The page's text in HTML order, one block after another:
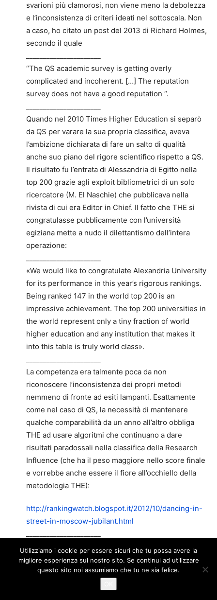
svarioni più clamorosi, non viene meno la debolezza
e l’inconsistenza di criteri ideati nel sottoscala. Non
a caso, ho citato un post del 2013 di Richard Holmes,
secondo il quale
“The QS academic survey is getting overly
complicated and incoherent. […] The reputation
survey does not have a good reputation “.
Quando nel 2010 Times Higher Education si separò
da QS per varare la sua propria classifica, aveva
l’ambizione dichiarata di fare un salto di qualità
anche suo piano del rigore scientifico rispetto a QS.
Il risultato fu l’entrata di Alessandria di Egitto nella
top 200 grazie agli exploit bibliometrici di un solo
ricercatore (M. El Naschie) che pubblicava nella
rivista di cui era Editor in Chief. Il fatto che THE si
congratulasse pubblicamente con l’università
egiziana mette a nudo il dilettantismo dell’intera
operazione:
«We would like to congratulate Alexandria University
for its performance in this year’s rigorous rankings.
Being ranked 147 in the world top 200 is an
impressive achievement. The top 200 universities in
the world represent only a tiny fraction of world
higher education and any institution that makes it
into this table is truly world class».
La competenza era talmente poca da non
riconoscere l’inconsistenza dei propri metodi
nemmeno di fronte ad esiti lampanti. Esattamente
come nel caso di QS, la necessità di mantenere
qualche comparabilità da un anno all’altro obbliga
THE ad usare algoritmi che continuano a dare
risultati paradossali nella classifica della Research
Influence (che ha il peso maggiore nello score finale
e vorrebbe anche essere il fiore all’occhiello della
metodologia THE):
http://rankingwatch.blogspot.it/2012/10/dancing-in-
street-in-moscow-jubilant.html
Nel prossimo futuro, il dibattito sulle (fragili) basi
scientifiche dei ranking si sposterà sempre più sui
loro metodi amatoriali. Un certo numero di errori
Utilizziamo i cookie per essere sicuri che tu possa avere la
migliore esperienza sul nostro sito. Se continui ad utilizzare
questo sito noi assumiamo che tu ne sia felice.